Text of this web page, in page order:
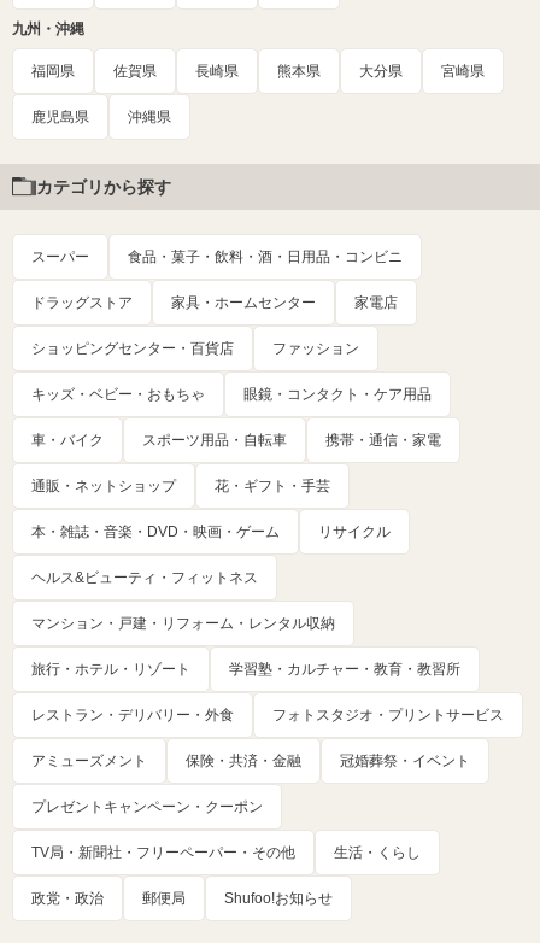
九州・沖縄
福岡県 佐賀県 長崎県 熊本県 大分県 宮崎県
鹿児島県 沖縄県
カテゴリから探す
スーパー 食品・菓子・飲料・酒・日用品・コンビニ
ドラッグストア 家具・ホームセンター 家電店
ショッピングセンター・百貨店 ファッション
キッズ・ベビー・おもちゃ 眼鏡・コンタクト・ケア用品
車・バイク スポーツ用品・自転車 携帯・通信・家電
通販・ネットショップ 花・ギフト・手芸
本・雑誌・音楽・DVD・映画・ゲーム リサイクル
ヘルス&ビューティ・フィットネス
マンション・戸建・リフォーム・レンタル収納
旅行・ホテル・リゾート 学習塾・カルチャー・教育・教習所
レストラン・デリバリー・外食 フォトスタジオ・プリントサービス
アミューズメント 保険・共済・金融 冠婚葬祭・イベント
プレゼントキャンペーン・クーポン
TV局・新聞社・フリーペーパー・その他 生活・くらし
政党・政治 郵便局 Shufoo!お知らせ